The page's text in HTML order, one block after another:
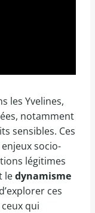
les Yvelines,
notamment
sensibles. Ces
socio-
légitimes
ledynamisme
ces
qui